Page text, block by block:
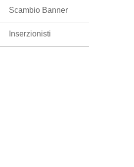
Scambio Banner
Inserzionisti